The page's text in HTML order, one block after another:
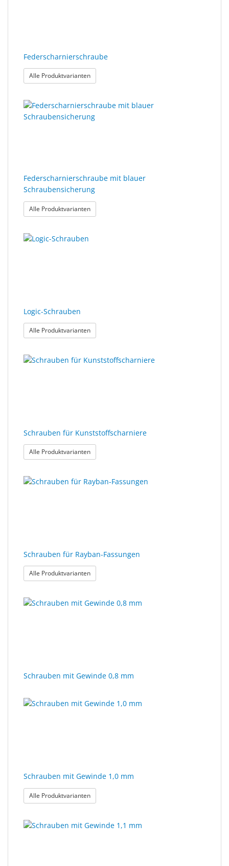
Federscharnierschraube
Alle Produktvarianten: Federscharnierschraube
Federscharnierschraube mit blauer
Schraubensicherung
Alle Produktvarianten: Federscharnierschraube mit blauer
Logic-Schrauben
Alle Produktvarianten: Logic-Schrauben
Schrauben für Kunststoffscharniere
Alle Produktvarianten: Schrauben für Kunststoffscharniere
Schrauben für Rayban-Fassungen
Alle Produktvarianten: Schrauben für Rayban-Fassungen
Schrauben mit Gewinde 0,8 mm
Schrauben mit Gewinde 1,0 mm
Alle Produktvarianten: Schrauben mit Gewinde 1,0 mm